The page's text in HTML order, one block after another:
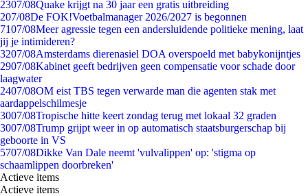
2307/08Quake krijgt na 30 jaar een gratis uitbreiding
207/08De FOK!Voetbalmanager 2026/2027 is begonnen
7107/08Meer agressie tegen een andersluidende politieke mening, laat
jij je intimideren?
3207/08Amsterdams dierenasiel DOA overspoeld met babykonijntjes
2907/08Kabinet geeft bedrijven geen compensatie voor schade door
laagwater
2407/08OM eist TBS tegen verwarde man die agenten stak met
aardappelschilmesje
3007/08Tropische hitte keert zondag terug met lokaal 32 graden
3007/08Trump grijpt weer in op automatisch staatsburgerschap bij
geboorte in VS
5707/08Dikke Van Dale neemt 'vulvalippen' op: 'stigma op
schaamlippen doorbreken'
Actieve items
Actieve items